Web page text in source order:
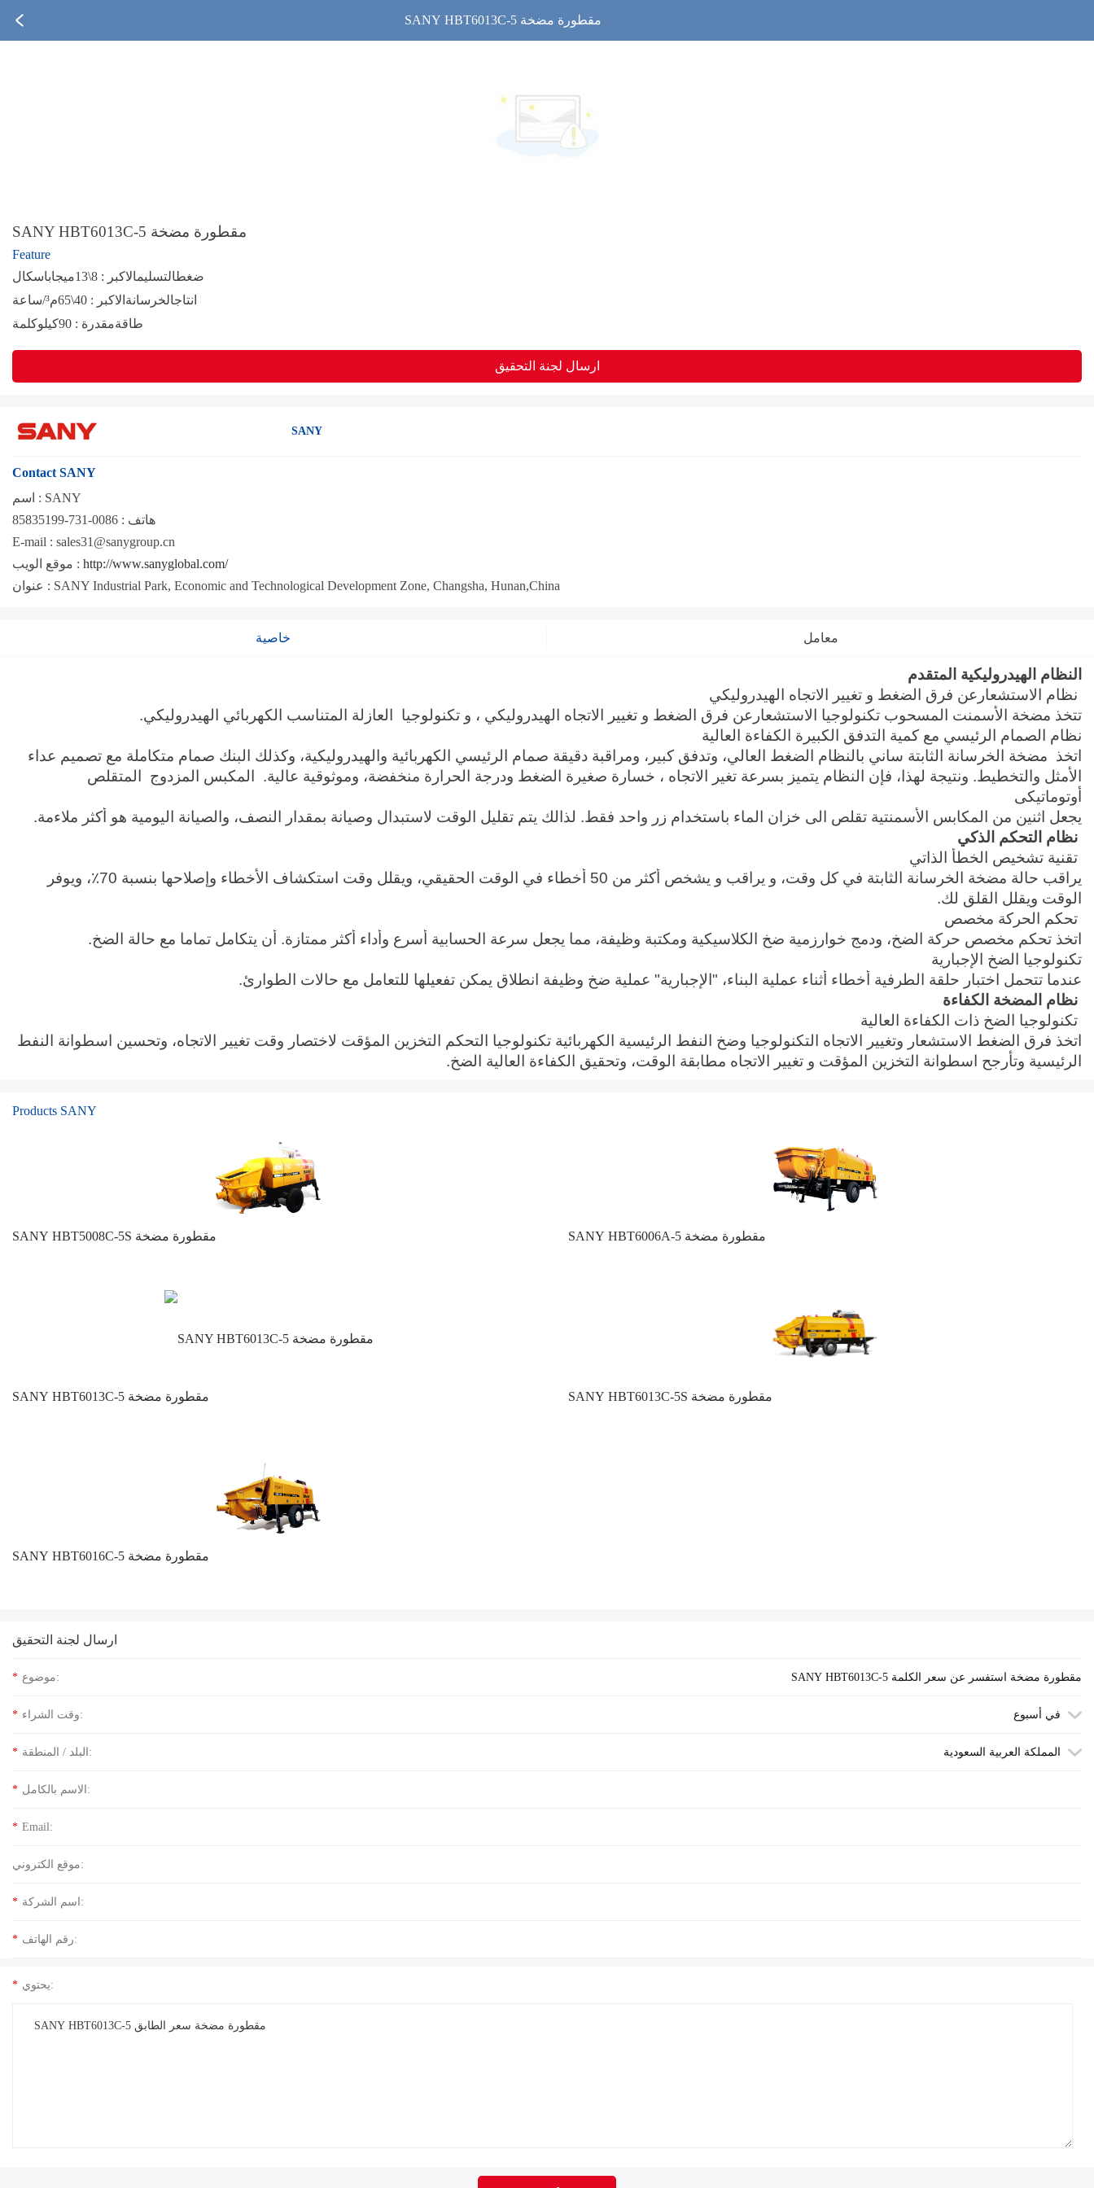
SANY HBT6013C-5 مقطورة مضخة
SANY HBT6013C-5 مقطورة مضخة
Feature
ضغطالتسليمالاكبر : 8\13ميجاباسكال
انتاجالخرسانةالاكبر : 40\65م³/ساعة
طاقةمقدرة : 90كيلوكلمة
ارسال لجنة التحقيق
SANY
Contact SANY
اسم : SANY
هاتف :
E-mail : sales31@sanygroup.cn
موقع الويب : http://www.sanyglobal.com/
عنوان : SANY Industrial Park, Economic and Technological Development Zone, Changsha, Hunan,China
خاصية معامل
النظام الهيدروليكية المتقدم
نظام الاستشعارعن فرق الضغط و تغيير الاتجاه الهيدروليكي
تتخذ مضخة الأسمنت المسحوب تكنولوجيا الاستشعارعن فرق الضغط و تغيير الاتجاه الهيدروليكي ، و تكنولوجيا العازلة المتناسب الكهربائي الهيدروليكي.
نظام الصمام الرئيسي مع كمية التدفق الكبيرة الكفاءة العالية
اتخذ مضخة الخرسانة الثابتة ساني بالنظام الضغط العالي، وتدفق كبير، ومراقبة دقيقة صمام الرئيسي الكهربائية والهيدروليكية، وكذلك البنك صمام متكاملة مع تصميم عداء
الأمثل والتخطيط. ونتيجة لهذا، فإن النظام يتميز بسرعة تغير الاتجاه ، خسارة صغيرة الضغط ودرجة الحرارة منخفضة، وموثوقية عالية. المكبس المزدوج المتقلص
أوتوماتيكى
يجعل اثنين من المكابس الأسمنتية تقلص الى خزان الماء باستخدام زر واحد فقط. لذالك يتم تقليل الوقت لاستبدال وصيانة بمقدار النصف، والصيانة اليومية هو أكثر ملاءمة.
نظام التحكم الذكي
تقنية تشخيص الخطأ الذاتي
يراقب حالة مضخة الخرسانة الثابتة في كل وقت، و يراقب و يشخص أكثر من 50 أخطاء في الوقت الحقيقي، ويقلل وقت استكشاف الأخطاء وإصلاحها بنسبة 70٪، ويوفر
الوقت ويقلل القلق لك.
تحكم الحركة مخصص
اتخذ تحكم مخصص حركة الضخ، ودمج خوارزمية ضخ الكلاسيكية ومكتبة وظيفة، مما يجعل سرعة الحسابية أسرع وأداء أكثر ممتازة. أن يتكامل تماما مع حالة الضخ.
تكنولوجيا الضخ الإجبارية
عندما تتحمل اختبار حلقة الطرفية أخطاء أثناء عملية البناء، "الإجبارية" عملية ضخ وظيفة انطلاق يمكن تفعيلها للتعامل مع حالات الطوارئ.
نظام المضخة الكفاءة
تكنولوجيا الضخ ذات الكفاءة العالية
اتخذ فرق الضغط الاستشعار وتغيير الاتجاه التكنولوجيا وضخ النفط الرئيسية الكهربائية تكنولوجيا التحكم التخزين المؤقت لاختصار وقت تغيير الاتجاه، وتحسين اسطوانة النفط
الرئيسية وتأرجح اسطوانة التخزين المؤقت و تغيير الاتجاه مطابقة الوقت، وتحقيق الكفاءة العالية الضخ.
Products SANY
SANY HBT5008C-5S مقطورة مضخة SANY HBT6006A-5 مقطورة مضخة
SANY HBT6013C-5 مقطورة مضخة SANY HBT6013C-5S مقطورة مضخة
SANY HBT6016C-5 مقطورة مضخة
ارسال لجنة التحقيق
* موضوع: SANY HBT6013C-5 مقطورة مضخة استفسر عن سعر الكلمة
* وقت الشراء: في أسبوع
* البلد / المنطقة: المملكة العربية السعودية
* الاسم بالكامل:
* Email:
موقع الكتروني:
* اسم الشركة:
* رقم الهاتف:
* يحتوي: